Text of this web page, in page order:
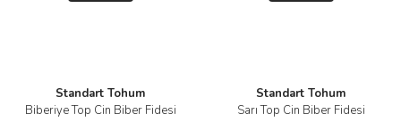
Standart Tohum
Biberiye Top Cin Biber Fidesi
Standart Tohum
Sarı Top Cin Biber Fidesi